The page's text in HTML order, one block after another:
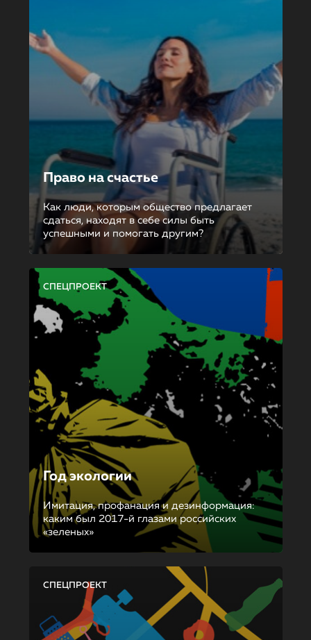
Право на счастье
Как люди, которым общество предлагает
сдаться, находят в себе силы быть
успешными и помогать другим?
СПЕЦПРОЕКТ
Год экологии
Имитация, профанация и дезинформация:
каким был 2017-й глазами российских
«зеленых»
СПЕЦПРОЕКТ